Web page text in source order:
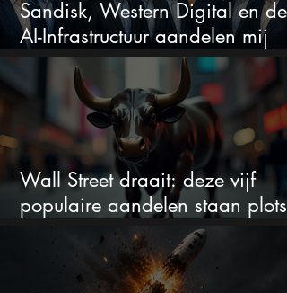
Sandisk, Western Digital en de
AI-Infrastructuur aandelen mij
werkelijk
Wall Street draait: deze vijf
populaire aandelen staan plots
onder spanning